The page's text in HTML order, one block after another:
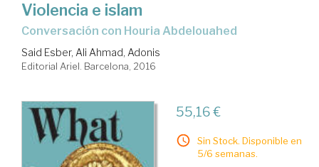
Violencia e islam
conversación con Houria Abdelouahed
Said Esber, Ali Ahmad, Adonis
Editorial Ariel. Barcelona, 2016
55,16 €
Sin Stock. Disponible en
5/6 semanas.